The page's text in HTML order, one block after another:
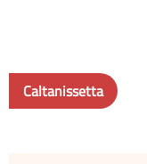
Caltanissetta